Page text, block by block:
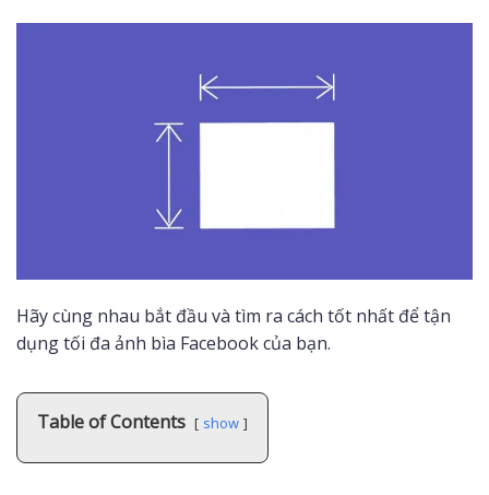
Hãy cùng nhau bắt đầu và tìm ra cách tốt nhất để tận
dụng tối đa ảnh bìa Facebook của bạn.
Table of Contents show